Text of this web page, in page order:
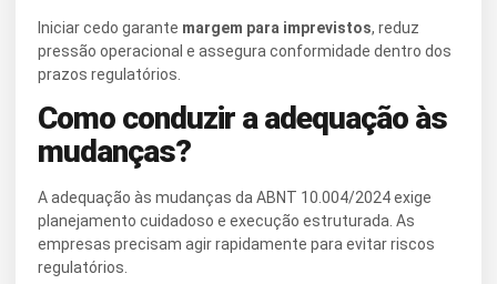
Iniciar cedo garante margem para imprevistos, reduz
pressão operacional e assegura conformidade dentro dos
prazos regulatórios.
Como conduzir a adequação às
mudanças?
A adequação às mudanças da ABNT 10.004/2024 exige
planejamento cuidadoso e execução estruturada. As
empresas precisam agir rapidamente para evitar riscos
regulatórios.